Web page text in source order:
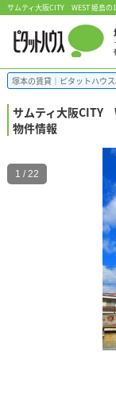
サムティ大阪CITY WEST 姫島
塚本の賃貸｜ピタットハウ
サムティ大阪CITY
物件情報
1 / 22